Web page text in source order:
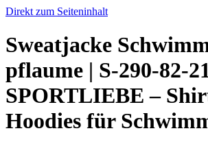
Direkt zum Seiteninhalt
Sweatjacke
pflaume | S-290-82-
SPORTLIEBE –
Hoodies für